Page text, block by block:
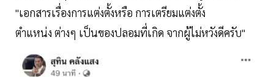
"เอกสารเรื่องการแต่งตั้งหรือ การเตรียมแต่งตั้ง
ตำแหน่ง ต่างๆ เป็นของปลอมที่เกิด จากผู้ไม่หวังดีครับ"